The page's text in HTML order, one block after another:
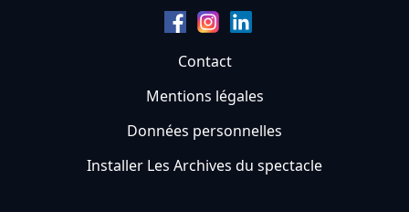
Contact
Mentions légales
Données personnelles
Installer Les Archives du spectacle